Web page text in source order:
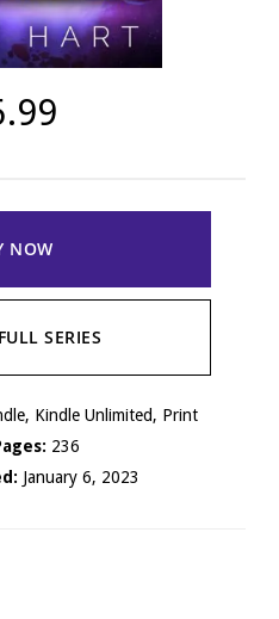
NOW
SERIES
Kindle Unlimited, Print
236
January 6, 2023